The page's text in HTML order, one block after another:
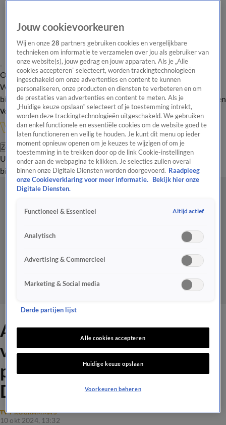
Overzicht Onze programma's Uitzendingen Onze gezichten
In de
WandelgangenInterviewsUitzending
bijwonenPodcastShopVeelgestelde vragenKijkersvraag insturen
Volg Vandaag Inside
Zoeken
UitzendingenVandaag InsideDe OranjezomerShopUitzending
bijwonen
Art Rooijakkers verruilt RTL
voor Talpa en wordt
presentator Nieuws van de
Dag
TV-PROGRAMMA'S
10 okt 2024, 13:32
Jouw cookievoorkeuren
Wij en onze28 partners gebruiken cookies en vergelijkbare
technieken om informatie te verzamelen over jou als gebruiker van
onze website(s), jouw gedrag en jouw apparaten. Als je „Alle
cookies accepteren” selecteert, worden trackingtechnologieën
ingeschakeld om onze advertenties en content te kunnen
personaliseren, onze producten en diensten te verbeteren en om
de prestaties van advertenties en content te meten. Als je
„Huidige keuze opslaan” selecteert of je toestemming intrekt,
worden deze trackingtechnologieën uitgeschakeld. We gebruiken
dan enkel functionele en essentiële cookies om de website goed te
laten functioneren en veilig te houden. Je kunt dit menu op ieder
moment opnieuw openen om je keuzes te wijzigen of om je
toestemming in te trekken door op de link Cookie-instellingen
onder aan de webpagina te klikken. Je selecties zullen overal
binnen onze Digitale Diensten worden doorgevoerd. Raadpleeg
onze Cookieverklaring voor meer informatie.
Bekijk hier onze
Digitale Diensten.
Functioneel & Essentieel Altijd actief
Analytisch
Advertising & Commercieel
Marketing & Social media
Derde partijen lijst
Alle cookies accepteren
Huidige keuze opslaan
Voorkeuren beheren